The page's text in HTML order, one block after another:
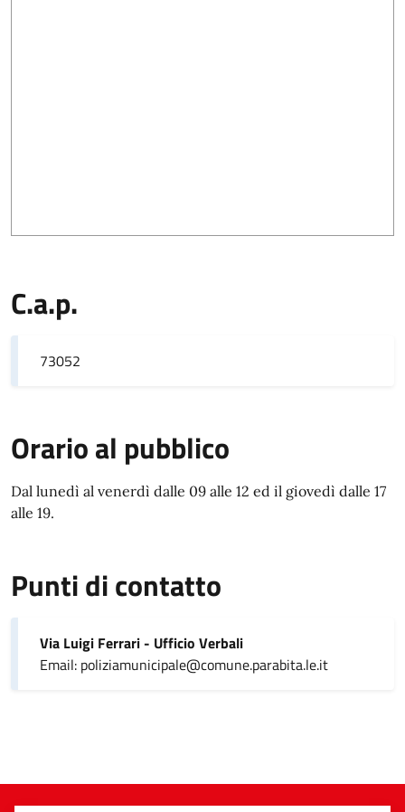
C.a.p.
73052
Orario al pubblico
Dal lunedì al venerdì dalle 09 alle 12 ed il giovedì dalle 17
alle 19.
Punti di contatto
Via Luigi Ferrari - Ufficio Verbali
Email: poliziamunicipale@comune.parabita.le.it